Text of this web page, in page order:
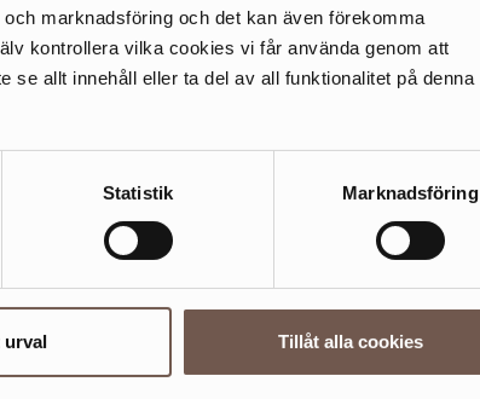
marknadsföring och det kan även förekomma
kontrollera vilka cookies vi får använda genom att
se allt innehåll eller ta del av all funktionalitet på denna
Statistik Marknadsföring
urval Tillåt alla cookies
Välkommen in i vår nybyggda
DANSK
design och dansk kvalitet. Stilrena
som passar den nordiska